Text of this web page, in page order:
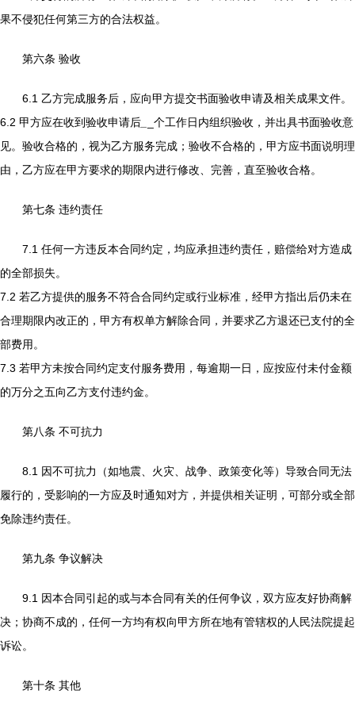
果不侵犯任何第三方的合法权益。
第六条 验收
6.1 乙方完成服务后，应向甲方提交书面验收申请及相关成果文件。
6.2 甲方应在收到验收申请后
_个工作日内组织验收，并出具书面验收意
见。验收合格的，视为乙方服务完成；验收不合格的，甲方应书面说明理
由，乙方应在甲方要求的期限内进行修改、完善，直至验收合格。
第七条 违约责任
7.1 任何一方违反本合同约定，均应承担违约责任，赔偿给对方造成
的全部损失。
7.2 若乙方提供的服务不符合合同约定或行业标准，经甲方指出后仍未在
合理期限内改正的，甲方有权单方解除合同，并要求乙方退还已支付的全
部费用。
7.3 若甲方未按合同约定支付服务费用，每逾期一日，应按应付未付金额
的万分之五向乙方支付违约金。
第八条 不可抗力
8.1 因不可抗力（如地震、火灾、战争、政策变化等）导致合同无法
履行的，受影响的一方应及时通知对方，并提供相关证明，可部分或全部
免除违约责任。
第九条 争议解决
9.1 因本合同引起的或与本合同有关的任何争议，双方应友好协商解
决；协商不成的，任何一方均有权向甲方所在地有管辖权的人民法院提起
诉讼。
第十条 其他